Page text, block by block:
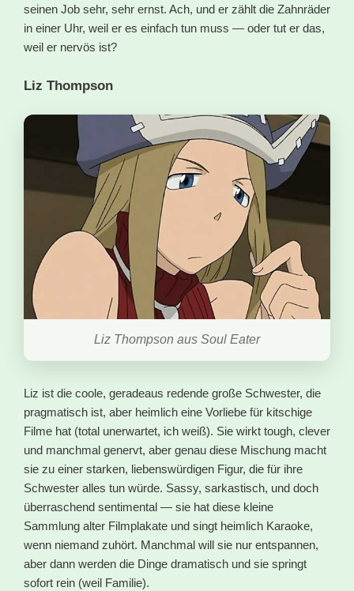
seinen Job sehr, sehr ernst. Ach, und er zählt die Zahnräder
in einer Uhr, weil er es einfach tun muss — oder tut er das,
weil er nervös ist?
Liz Thompson
Liz Thompson aus Soul Eater
Liz ist die coole, geradeaus redende große Schwester, die
pragmatisch ist, aber heimlich eine Vorliebe für kitschige
Filme hat (total unerwartet, ich weiß). Sie wirkt tough, clever
und manchmal genervt, aber genau diese Mischung macht
sie zu einer starken, liebenswürdigen Figur, die für ihre
Schwester alles tun würde. Sassy, sarkastisch, und doch
überraschend sentimental — sie hat diese kleine
Sammlung alter Filmplakate und singt heimlich Karaoke,
wenn niemand zuhört. Manchmal will sie nur entspannen,
aber dann werden die Dinge dramatisch und sie springt
sofort rein (weil Familie).